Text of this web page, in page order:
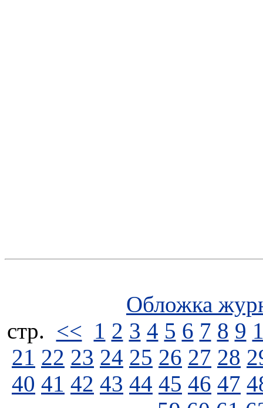
Обложка
стp. << 1 2 3 4 5 6 7 8 9
21 22 23 24 25 26 27 28
40 41 42 43 44 45 46 47